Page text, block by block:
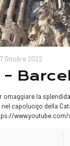
Ottobre 2022
omaggiare la
capoluogo della